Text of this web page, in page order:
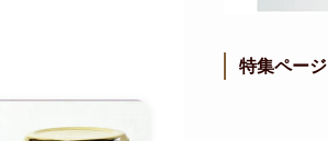
特集ページ